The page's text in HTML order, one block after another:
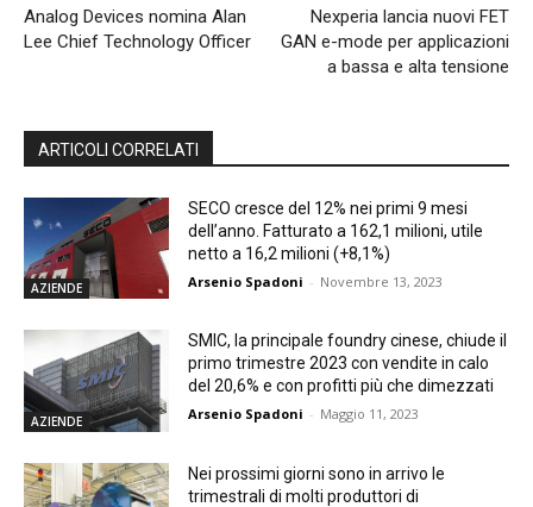
Analog Devices nomina Alan
Lee Chief Technology Officer
Nexperia lancia nuovi FET
GAN e-mode per applicazioni
a bassa e alta tensione
ARTICOLI CORRELATI
AZIENDE
SECO cresce del 12% nei primi 9 mesi
dell’anno. Fatturato a 162,1 milioni, utile
netto a 16,2 milioni (+8,1%)
Arsenio Spadoni - Novembre 13, 2023
AZIENDE
SMIC, la principale foundry cinese, chiude il
primo trimestre 2023 con vendite in calo
del 20,6% e con profitti più che dimezzati
Arsenio Spadoni - Maggio 11, 2023
Nei prossimi giorni sono in arrivo le
trimestrali di molti produttori di